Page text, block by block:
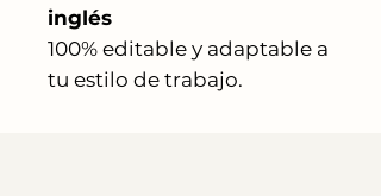
inglés
100% editable y adaptable a
tu estilo de trabajo.